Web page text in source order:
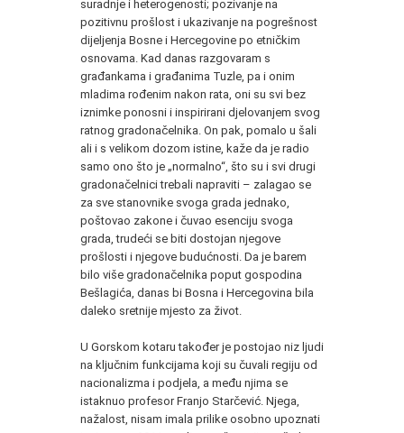
suradnje i heterogenosti; pozivanje na
pozitivnu prošlost i ukazivanje na pogrešnost
dijeljenja Bosne i Hercegovine po etničkim
osnovama. Kad danas razgovaram s
građankama i građanima Tuzle, pa i onim
mladima rođenim nakon rata, oni su svi bez
iznimke ponosni i inspirirani djelovanjem svog
ratnog gradonačelnika. On pak, pomalo u šali
ali i s velikom dozom istine, kaže da je radio
samo ono što je „normalno“, što su i svi drugi
gradonačelnici trebali napraviti – zalagao se
za sve stanovnike svoga grada jednako,
poštovao zakone i čuvao esenciju svoga
grada, trudeći se biti dostojan njegove
prošlosti i njegove budućnosti. Da je barem
bilo više gradonačelnika poput gospodina
Bešlagića, danas bi Bosna i Hercegovina bila
daleko sretnije mjesto za život.
U Gorskom kotaru također je postojao niz ljudi
na ključnim funkcijama koji su čuvali regiju od
nacionalizma i podjela, a među njima se
istaknuo profesor Franjo Starčević. Njega,
nažalost, nisam imala prilike osobno upoznati